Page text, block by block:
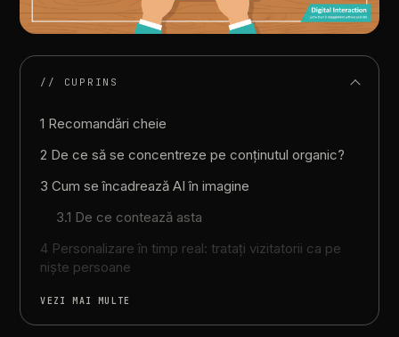
// CUPRINS
1 Recomandări cheie
2 De ce să se concentreze pe conținutul organic?
3 Cum se încadrează AI în imagine
3.1 De ce contează asta
4 Personalizare în timp real: tratați vizitatorii ca pe
niște persoane
VEZI MAI MULTE